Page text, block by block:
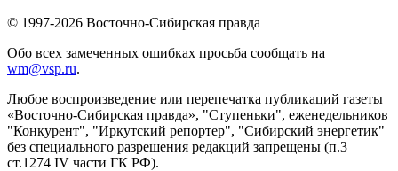
© 1997-2026 Восточно-Сибирская правда
Обо всех замеченных ошибках просьба сообщать на
wm@vsp.ru.
Любое воспроизведение или перепечатка публикаций газеты
«Восточно-Сибирская правда», "Ступеньки", еженедельников
"Конкурент", "Иркутский репортер", "Сибирский энергетик"
без специального разрешения редакций запрещены (п.3
ст.1274 IV части ГК РФ).